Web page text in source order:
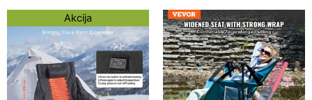
Akcija
Original
price
was:
143,87 €.
price
is:
119,67 €.